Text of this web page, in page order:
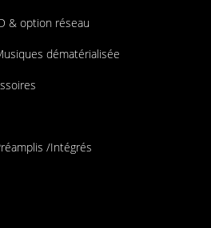
& option réseau
dématérialisée
/Intégrés